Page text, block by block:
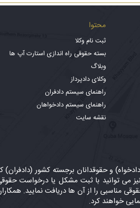
محتوا
ثبت نام وکلا
بسته حقوقی راه اندازی استارت آپ ها
وبلاگ
وکلای دادپرداز
راهنمای سیستم دادفران
راهنمای سیستم دادخواهان
نقشه سایت
و حقوقدانان برجسته کشور (دادفران)
می توانید با ثبت مشکل یا درخواست
مناسبی را از آن ها دریافت نمایید.
خواهند کرد.